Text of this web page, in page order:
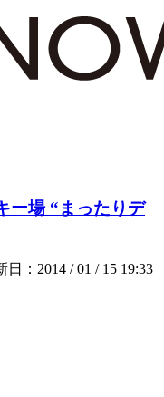
ー場 “まったりデ
：2014 / 01 / 15 19:33